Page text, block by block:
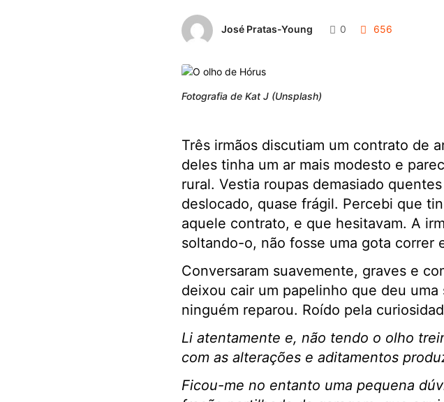
José Pratas-Young 0 656
Fotografia de Kat J (Unsplash)
Três irmãos discutiam um contrato de
deles tinha um ar mais modesto e
rural. Vestia roupas demasiado
deslocado, quase frágil. Percebi que
aquele contrato, e que hesitavam. A
soltando-o, não fosse uma gota correr
Conversaram suavemente, graves e
deixou cair um papelinho que deu
ninguém reparou. Roído pela
Li atentamente e, não tendo o olho
com as alterações e aditamentos
Ficou-me no entanto uma pequena